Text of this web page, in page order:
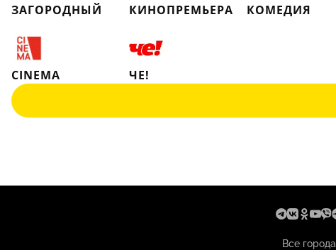
ЗАГОРОДНЫЙ КИНОПРЕМЬЕРА КОМЕДИЯ
CINEMA
ЧЕ!
Все города